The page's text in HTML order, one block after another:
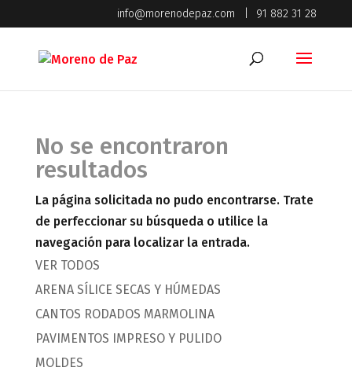
info@morenodepaz.com 91 882 31 28
No se encontraron
resultados
La página solicitada no pudo encontrarse. Trate
de perfeccionar su búsqueda o utilice la
navegación para localizar la entrada.
VER TODOS
ARENA SÍLICE SECAS Y HÚMEDAS
CANTOS RODADOS MARMOLINA
PAVIMENTOS IMPRESO Y PULIDO
MOLDES